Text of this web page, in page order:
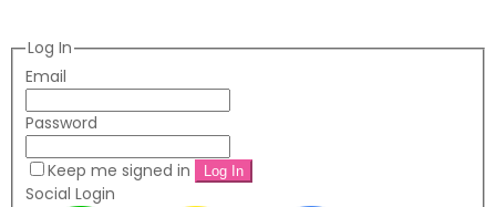
Log In
Email
Password
Keep me signed in
Social Login